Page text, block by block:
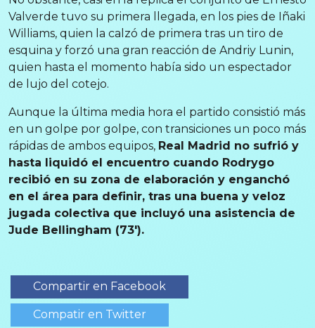
Valverde tuvo su primera llegada, en los pies de Iñaki
Williams, quien la calzó de primera tras un tiro de
esquina y forzó una gran reacción de Andriy Lunin,
quien hasta el momento había sido un espectador
de lujo del cotejo.
Aunque la última media hora el partido consistió más
en un golpe por golpe, con transiciones un poco más
rápidas de ambos equipos, Real Madrid no sufrió y
hasta liquidó el encuentro cuando Rodrygo
recibió en su zona de elaboración y enganchó
en el área para definir, tras una buena y veloz
jugada colectiva que incluyó una asistencia de
Jude Bellingham (73′).
Compartir en Facebook
Compatir en Twitter